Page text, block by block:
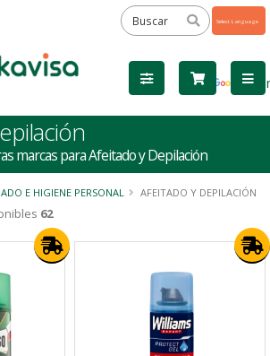
by
marcas para Afeitado y Depilación
E HIGIENE PERSONAL AFEITADO Y DEPILACIÓN
62